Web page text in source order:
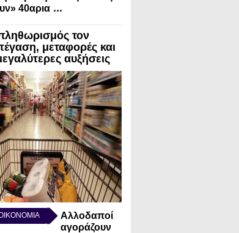
40αρια ...
τον
μεταφορές και
αυξήσεις
Αλλοδαποί
αγοράζουν